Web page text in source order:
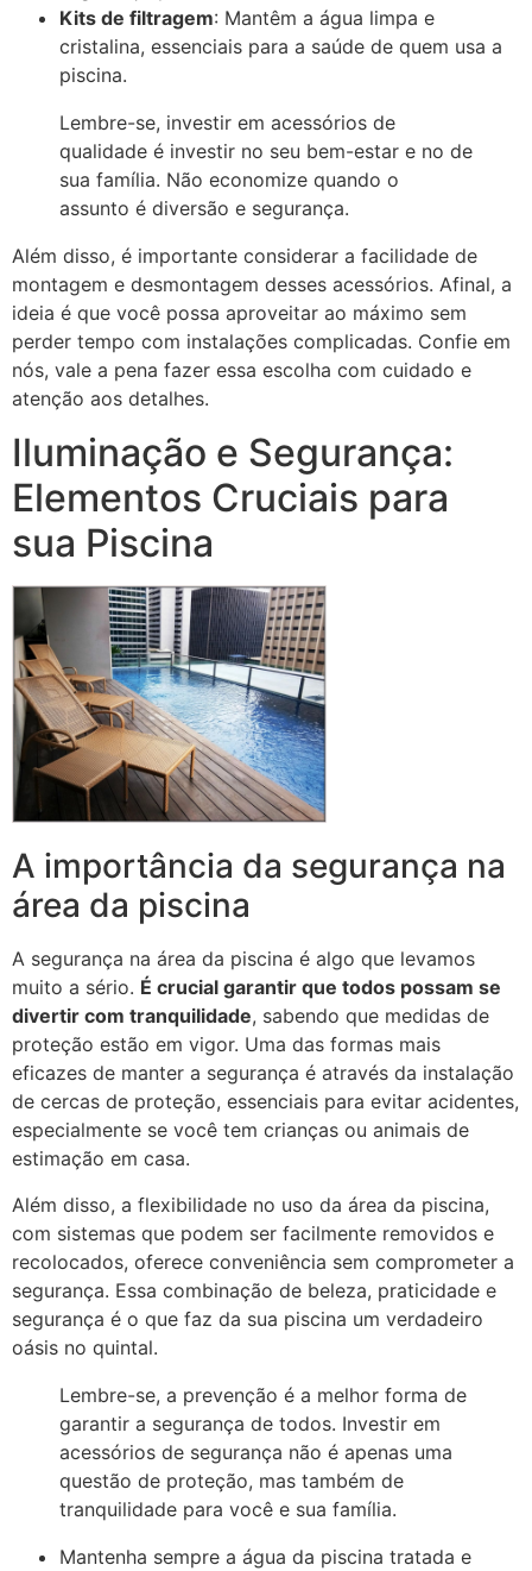
Kits de filtragem: Mantêm a água limpa e
cristalina, essenciais para a saúde de quem usa a
piscina.
Lembre-se, investir em acessórios de
qualidade é investir no seu bem-estar e no de
sua família. Não economize quando o
assunto é diversão e segurança.
Além disso, é importante considerar a facilidade de
montagem e desmontagem desses acessórios. Afinal, a
ideia é que você possa aproveitar ao máximo sem
perder tempo com instalações complicadas. Confie em
nós, vale a pena fazer essa escolha com cuidado e
atenção aos detalhes.
Iluminação e Segurança:
Elementos Cruciais para
sua Piscina
A importância da segurança na
área da piscina
A segurança na área da piscina é algo que levamos
muito a sério. É crucial garantir que todos possam se
divertir com tranquilidade, sabendo que medidas de
proteção estão em vigor. Uma das formas mais
eficazes de manter a segurança é através da instalação
de cercas de proteção, essenciais para evitar acidentes,
especialmente se você tem crianças ou animais de
estimação em casa.
Além disso, a flexibilidade no uso da área da piscina,
com sistemas que podem ser facilmente removidos e
recolocados, oferece conveniência sem comprometer a
segurança. Essa combinação de beleza, praticidade e
segurança é o que faz da sua piscina um verdadeiro
oásis no quintal.
Lembre-se, a prevenção é a melhor forma de
garantir a segurança de todos. Investir em
acessórios de segurança não é apenas uma
questão de proteção, mas também de
tranquilidade para você e sua família.
Mantenha sempre a água da piscina tratada e